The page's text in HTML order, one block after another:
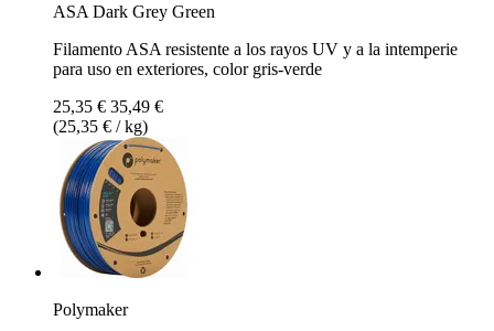
ASA Dark Grey Green
Filamento ASA resistente a los rayos UV y a la intemperie
para uso en exteriores, color gris-verde
25,35 € 35,49 €
(25,35 € / kg)
Polymaker